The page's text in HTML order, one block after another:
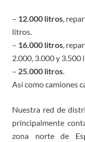
– 12.000 litros,
litros.
– 16.000 litros,
2.000, 3.000 y 3.500
– 25.000 litros.
Así como camiones
Nuestra red de
principalmente
zona norte de